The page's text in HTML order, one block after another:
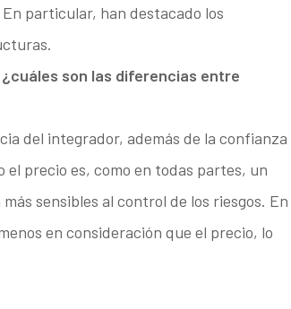
particular, han destacado los
son las diferencias entre
del integrador, además de la confianza
precio es, como en todas partes, un
sensibles al control de los riesgos. En
en consideración que el precio, lo